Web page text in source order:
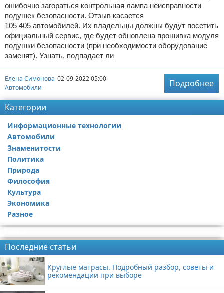
ошибочно загораться контрольная лампа неисправности
подушек безопасности. Отзыв касается
105 405 автомобилей. Их владельцы должны будут посетить
официальный сервис, где будет обновлена прошивка модуля
подушки безопасности (при необходимости оборудование
заменят). Узнать, подпадает ли
Елена Симонова 02-09-2022 05:00
Автомобили
Подробнее
Категории
Информационные технологии
Автомобили
Знаменитости
Политика
Природа
Философия
Культура
Экономика
Разное
Последние статьи
Круглые матрасы. Подробный разбор, советы и
рекомендации при выборе